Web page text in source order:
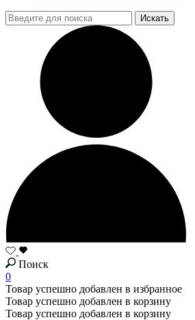
Поиск
0
Товар успешно добавлен в избранное
Товар успешно добавлен в корзину
Товар успешно добавлен в корзину